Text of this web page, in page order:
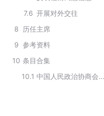
7.6 开展对外交往
8
历任主席
9 参考资料
10 条目合集
10.1
中国人民政治协商会议第十四届全国委员会对外友好界委员